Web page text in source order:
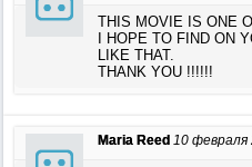
THIS MOVIE IS ONE
I HOPE TO FIND ON
LIKE THAT.
THANK YOU !!!!!!
Maria Reed 10 февраля